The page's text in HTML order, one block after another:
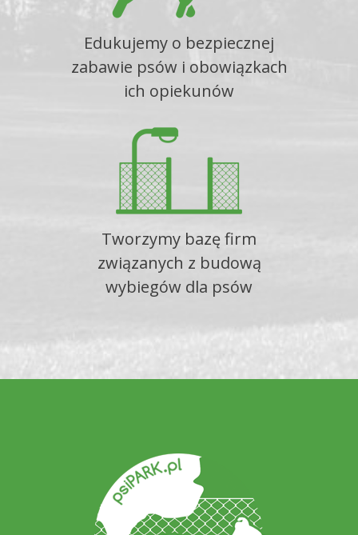
Edukujemy o bezpiecznej
zabawie psów i obowiązkach
ich opiekunów
Tworzymy bazę firm
związanych z budową
wybiegów dla psów